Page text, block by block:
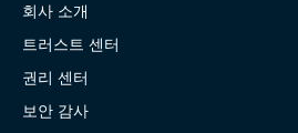
회사 소개
트러스트 센터
권리 센터
보안 감사